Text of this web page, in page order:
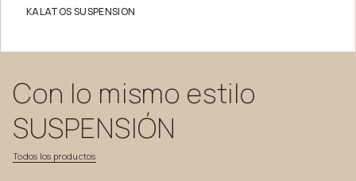
KALATOS SUSPENSION
Todos los productos
Con lo mismo estilo
SUSPENSIÓN